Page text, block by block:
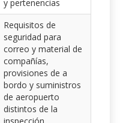
y pertenencias
Requisitos de
seguridad para
correo y material de
compañías,
provisiones de a
bordo y suministros
de aeropuerto
distintos de la